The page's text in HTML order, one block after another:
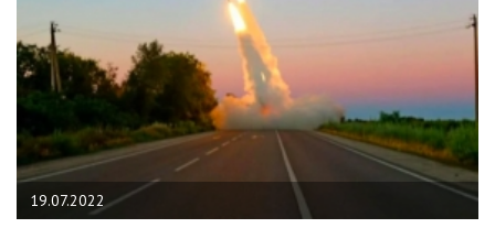
19.07.2022